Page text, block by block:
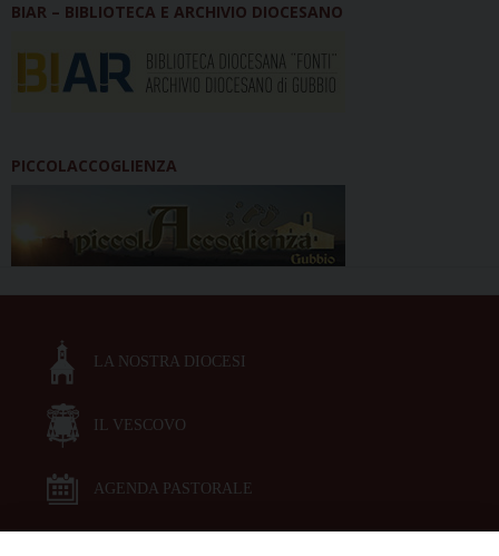
BIAR – BIBLIOTECA E ARCHIVIO DIOCESANO
PICCOLACCOGLIENZA
LA NOSTRA DIOCESI
IL VESCOVO
AGENDA PASTORALE